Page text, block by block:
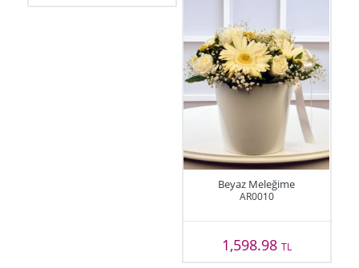
Beyaz Meleğime
AR0010
1,598.98 TL